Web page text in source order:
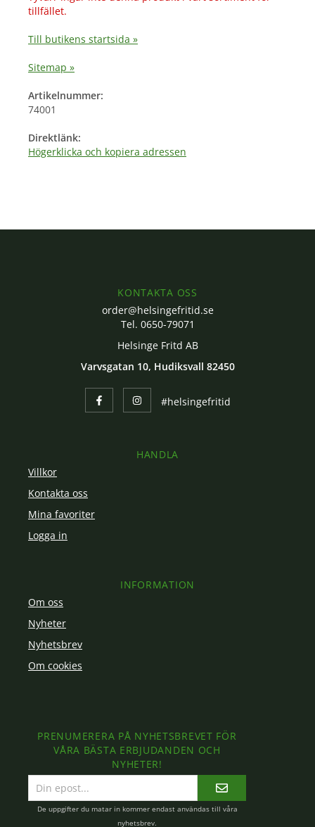
tillfället.
Till butikens startsida »
Sitemap »
Artikelnummer:
74001
Direktlänk:
Högerklicka och kopiera adressen
KONTAKTA OSS
order@helsingefritid.se
Tel. 0650-79071
Helsinge Fritd AB
Varvsgatan 10, Hudiksvall 82450
#helsingefritid
HANDLA
Villkor
Kontakta oss
Mina favoriter
Logga in
INFORMATION
Om oss
Nyheter
Nyhetsbrev
Om cookies
PRENUMERERA PÅ NYHETSBREVET FÖR
VÅRA BÄSTA ERBJUDANDEN OCH
NYHETER!
postadress
De uppgifter du matar in kommer endast användas till våra
nyhetsbrev.